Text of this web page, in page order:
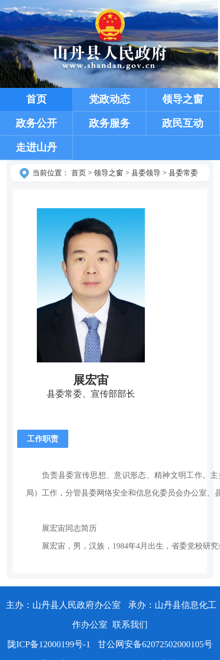
首页 党政动态 领导之窗
政务公开 政务服务 政民互动
走进山丹
当前位置： 首页> 领导之窗 > 县委领导 > 县委常委
展宏宙
县委常委、宣传部部长
工作职责
负责县委宣传思想、意识形态、精神文明工作。主
局）工作，分管县委网络安全和信息化委员会办公室、
展宏宙同志简历
展宏宙，男，汉族，1984年4月出生，省委党校研究
主办：山丹县人民政府办公室
承办：山丹县信息化工
作办公室 联系我们
陇ICP备12000199号-1
甘公网安备62072502000105号